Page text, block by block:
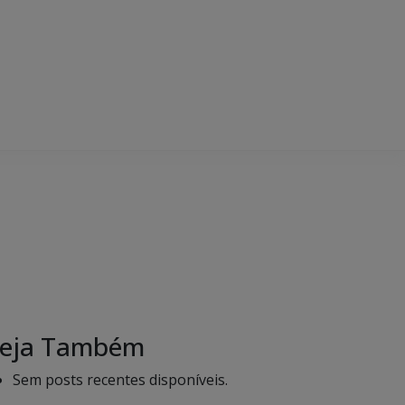
Também
Sem posts recentes disponíveis.